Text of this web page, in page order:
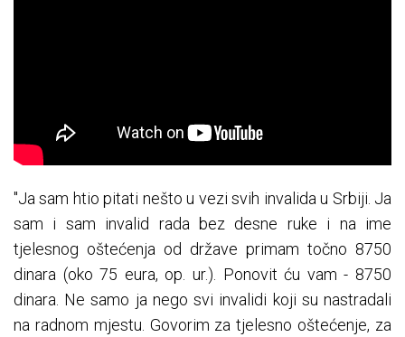
"Ja sam htio pitati nešto u vezi svih invalida u Srbiji. Ja
sam i sam invalid rada bez desne ruke i na ime
tjelesnog oštećenja od države primam točno 8750
dinara (oko 75 eura, op. ur.). Ponovit ću vam - 8750
dinara. Ne samo ja nego svi invalidi koji su nastradali
na radnom mjestu. Govorim za tjelesno oštećenje, za